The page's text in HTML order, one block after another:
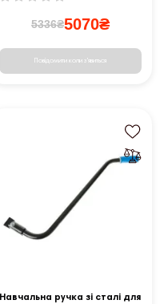
5336₴5070₴
Повідомити коли з'явиться
Навчальна ручка зі сталі для